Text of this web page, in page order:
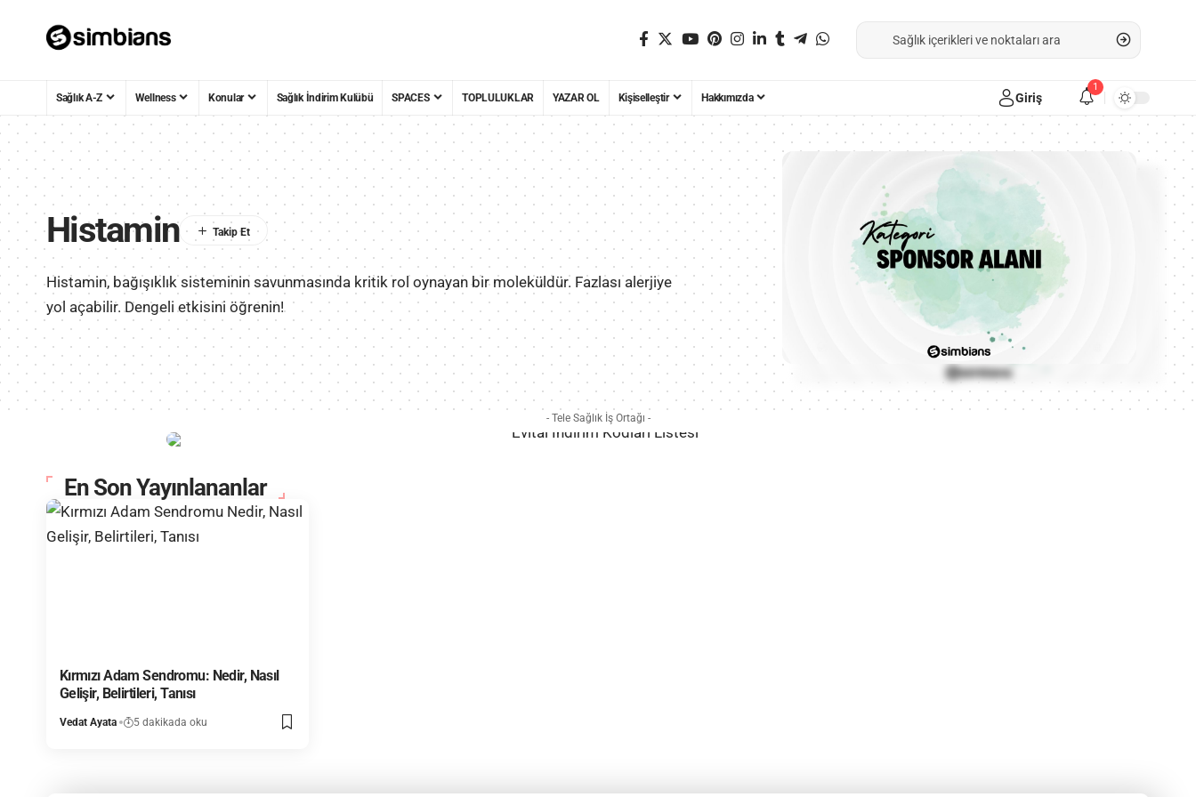
Sağlık A-Z Wellness Konular Sağlık İndirim Kulübü SPACES TOPLULUKLAR YAZAR OL Kişiselleştir Hakkımızda Giriş
1
Histamin
Histamin, bağışıklık sisteminin savunmasında kritik rol oynayan bir moleküldür. Fazlası alerjiye
yol açabilir. Dengeli etkisini öğrenin!
- Tele Sağlık İş Ortağı -
En Son Yayınlananlar
Kırmızı Adam Sendromu: Nedir, Nasıl
Gelişir, Belirtileri, Tanısı
Vedat Ayata 5 dakikada oku